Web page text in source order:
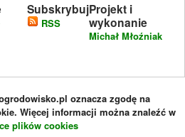
Subskrybuj
RSS
Projekt i
wykonanie
Michał Młoźniak
oznacza zgodę na
Więcej informacji można znaleźć w
plików cookies